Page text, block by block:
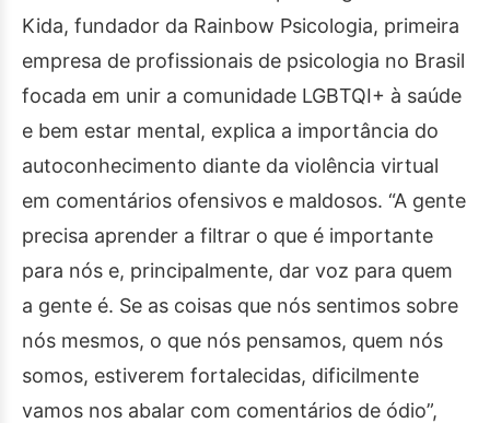
Kida, fundador da Rainbow Psicologia, primeira
empresa de profissionais de psicologia no Brasil
focada em unir a comunidade LGBTQI+ à saúde
e bem estar mental, explica a importância do
autoconhecimento diante da violência virtual
em comentários ofensivos e maldosos. “A gente
precisa aprender a filtrar o que é importante
para nós e, principalmente, dar voz para quem
a gente é. Se as coisas que nós sentimos sobre
nós mesmos, o que nós pensamos, quem nós
somos, estiverem fortalecidas, dificilmente
vamos nos abalar com comentários de ódio”,